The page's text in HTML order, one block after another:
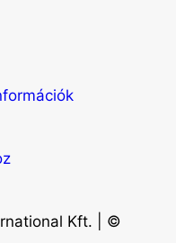
Kft. | ©